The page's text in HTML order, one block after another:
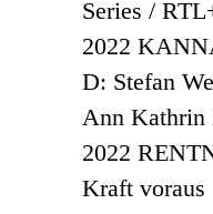
Series /
2022
D: Stefan
Ann Kathrin
2022
Kraft